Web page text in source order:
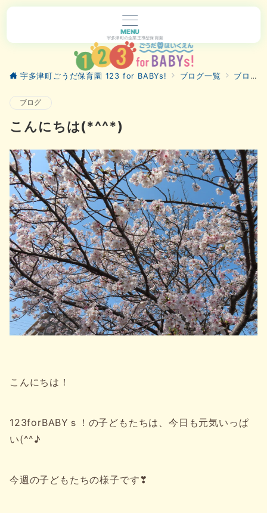
MENU
宇多津町の企業主導型保育園
宇多津町ごうだ保育園 123 for BABYs! ブログ一覧 ブログ
ブログ
こんにちは(*^^*)
こんにちは！
123forBABYｓ！の子どもたちは、今日も元気いっぱ
い(^^♪
今週の子どもたちの様子です❣